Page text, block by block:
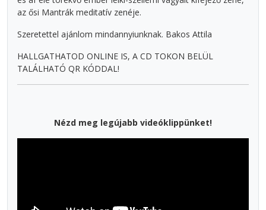
az ősi Mantrák meditatív zenéje.
Szeretettel ajánlom mindannyiunknak. Bakos Attila
HALLGATHATOD ONLINE IS, A CD TOKON BELÜL
TALÁLHATÓ QR KÓDDAL!
Nézd meg legújabb videóklippünket!